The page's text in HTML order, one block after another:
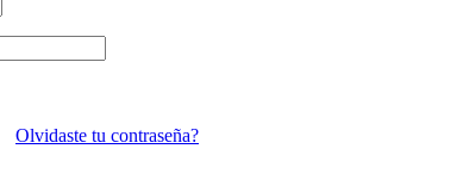
Olvidaste tu contraseña?